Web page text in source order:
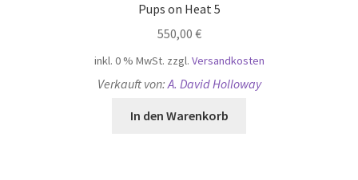
Pups on Heat 5
550,00 €
inkl. 0 % MwSt. zzgl. Versandkosten
Verkauft von:A. David Holloway
In den Warenkorb